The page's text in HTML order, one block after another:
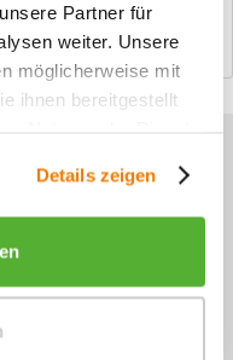
Partner für
weiter. Unsere
möglicherweise mit
ihnen bereitgestellt
Details zeigen
mehr
unseren
- Do, 09:00 - 16:00 Uhr
Fr, 09:00 - 13:00 Uhr